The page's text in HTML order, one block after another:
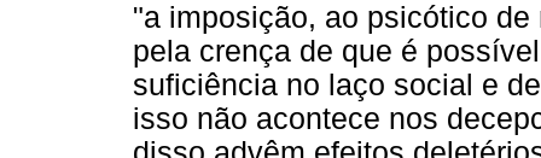
"a imposição, ao psicótico
pela crença de que é
suficiência no laço social e
isso não acontece nos